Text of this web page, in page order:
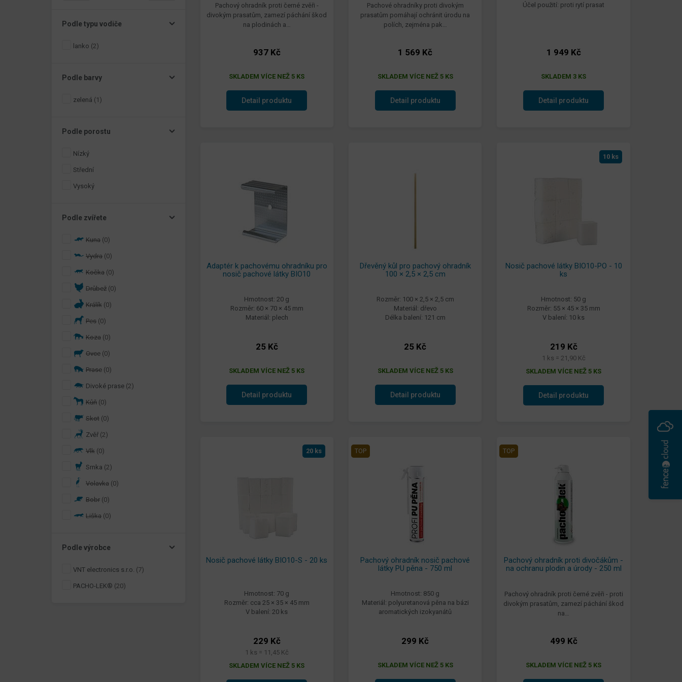
Podle typu vodiče
lanko (2)
Podle barvy
zelená (1)
Podle porostu
Nízký
Střední
Vysoký
Podle zvířete
Kuna (0)
Vydra (0)
Kočka (0)
Drůbež (0)
Králík (0)
Pes (0)
Koza (0)
Ovce (0)
Prase (0)
Divoké prase (2)
Kůň (0)
Skot (0)
Zvěř (2)
Vlk (0)
Srnka (2)
Volavka (0)
Bobr (0)
Liška (0)
Podle výrobce
VNT electronics s.r.o. (7)
PACHO-LEK® (20)
Pachový ohradník proti černé zvěři -
divokým prasatům, zamezí páchání škod
na plodinách a…
937 Kč
SKLADEM VÍCE NEŽ 5 KS
Detail produktu
Pachové ohradníky proti divokým
prasatům pomáhají ochránit úrodu na
polích, zejména pak…
1 569 Kč
SKLADEM VÍCE NEŽ 5 KS
Detail produktu
Účel použití: proti rytí prasat
1 949 Kč
SKLADEM 3 KS
Detail produktu
Adaptér k pachovému ohradníku pro
nosič pachové látky BIO10
Hmotnost: 20 g
Rozměr: 60 × 70 × 45 mm
Materiál: plech
25 Kč
SKLADEM VÍCE NEŽ 5 KS
Detail produktu
Dřevěný kůl pro pachový ohradník
100 × 2,5 × 2,5 cm
Rozměr: 100 × 2,5 × 2,5 cm
Materiál: dřevo
Délka balení: 121 cm
25 Kč
SKLADEM VÍCE NEŽ 5 KS
Detail produktu
10 ks
Nosič pachové látky BIO10-PO - 10
ks
Hmotnost: 50 g
Rozměr: 55 × 45 × 35 mm
V balení: 10 ks
219 Kč
1 ks = 21,90 Kč
SKLADEM VÍCE NEŽ 5 KS
Detail produktu
20 ks
Nosič pachové látky BIO10-S - 20 ks
Hmotnost: 70 g
Rozměr: cca 25 × 35 × 45 mm
V balení: 20 ks
229 Kč
1 ks = 11,45 Kč
SKLADEM VÍCE NEŽ 5 KS
TOP
Pachový ohradník nosič pachové
látky PU pěna - 750 ml
Hmotnost: 850 g
Materiál: polyuretanová pěna na bázi
aromatických izokyanátů
299 Kč
SKLADEM VÍCE NEŽ 5 KS
TOP
Pachový ohradník proti divočákům -
na ochranu plodin a úrody - 250 ml
Pachový ohradník proti černé zvěři - proti
divokým prasatům, zamezí páchání škod
na…
499 Kč
SKLADEM VÍCE NEŽ 5 KS